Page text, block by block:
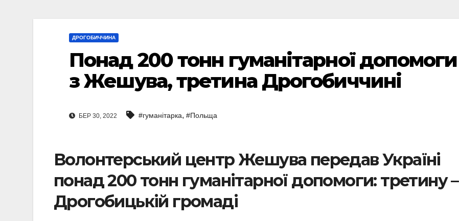
ДРОГОБИЧЧИНА
Понад 200 тонн гуманітарної допомоги
з Жешува, третина Дрогобиччині
БЕР 30, 2022 #гуманітарка, #Польща
Волонтерський центр Жешува передав Україні
понад 200 тонн гуманітарної допомоги: третину –
Дрогобицькій громаді